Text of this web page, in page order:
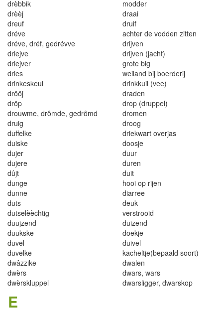
drèbbik modder
drèèj draai
dreuf druif
dréve achter de vodden zitten
dréve, dréf, gedrévve drijven
driejve drijven (jacht)
driejver grote big
dries weiland bij boerderij
drinkeskeul drinkkuil (vee)
drööj draden
dröp drop (druppel)
drouwme, drômde, gedrômd dromen
druig
droog
duffelke driekwart overjas
duiske
doosje
dujer duur
dujere duren
dûjt duit
dunge hooi op rijen
dunne
diarree
duts deuk
dutselèèchtig verstrooid
duujzend duizend
duukske doekje
duvel duivel
duvelke kacheltje(bepaald soort)
dwâzzike dwalen
dwèrs
dwars, wars
dwèrskluppel dwarsligger, dwarskop
E